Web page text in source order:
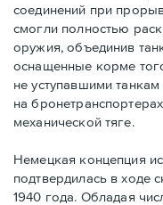
соединений при
смогли полностью
оружия, объединив
оснащенные корме
не уступавшими
на
механической тяге.
Немецкая концепция
подтвердилась в ходе
1940 года. Обладая